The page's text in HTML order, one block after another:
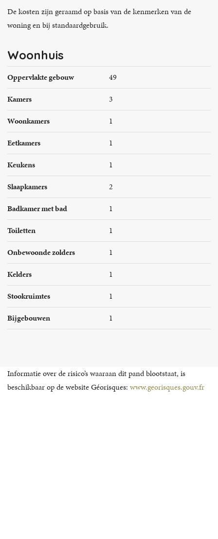
De kosten zijn geraamd op basis van de kenmerken van de
woning en bij standaardgebruik.
Woonhuis
Oppervlakte gebouw
49
Kamers
3
Woonkamers
1
Eetkamers
1
Keukens
1
Slaapkamers
2
Badkamer met bad
1
Toiletten
1
Onbewoonde zolders
1
Kelders
1
Stookruimtes
1
Bijgebouwen
1
Informatie over de risico’s waaraan dit pand blootstaat, is
beschikbaar op de website Géorisques: www.georisques.gouv.fr